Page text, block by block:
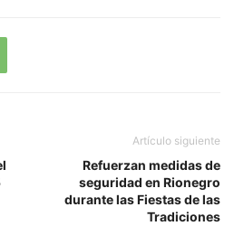
Artículo siguiente
Refuerzan medidas de
seguridad en Rionegro
durante las Fiestas de las
Tradiciones